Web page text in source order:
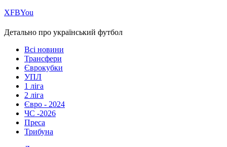
ХFBYou
Детально про український футбол
Всі новини
Трансфери
Єврокубки
УПЛ
1 ліга
2 ліга
Євро - 2024
ЧС -2026
Преса
Трибуна